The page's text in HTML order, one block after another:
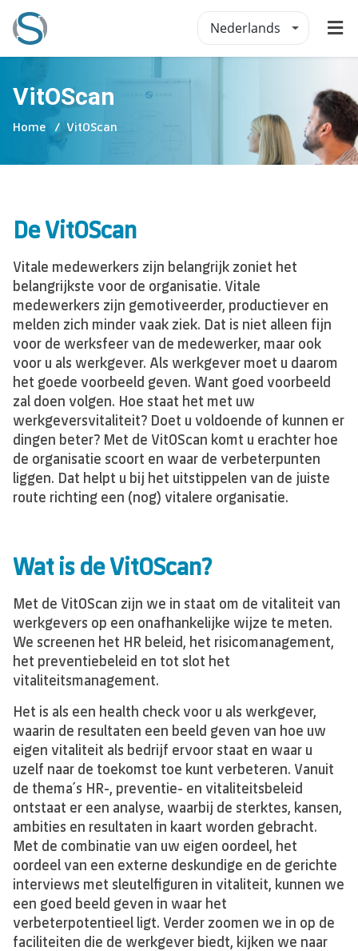
Nederlands
VitOScan
Home VitOScan
De VitOScan
Vitale medewerkers zijn belangrijk zoniet het
belangrijkste voor de organisatie. Vitale
medewerkers zijn gemotiveerder, productiever en
melden zich minder vaak ziek. Dat is niet alleen fijn
voor de werksfeer van de medewerker, maar ook
voor u als werkgever. Als werkgever moet u daarom
het goede voorbeeld geven. Want goed voorbeeld
zal doen volgen. Hoe staat het met uw
werkgeversvitaliteit? Doet u voldoende of kunnen er
dingen beter? Met de VitOScan komt u erachter hoe
de organisatie scoort en waar de verbeterpunten
liggen. Dat helpt u bij het uitstippelen van de juiste
route richting een (nog) vitalere organisatie.
Wat is de VitOScan?
Met de VitOScan zijn we in staat om de vitaliteit van
werkgevers op een onafhankelijke wijze te meten.
We screenen het HR beleid, het risicomanagement,
het preventiebeleid en tot slot het
vitaliteitsmanagement.
Het is als een health check voor u als werkgever,
waarin de resultaten een beeld geven van hoe uw
eigen vitaliteit als bedrijf ervoor staat en waar u
uzelf naar de toekomst toe kunt verbeteren. Vanuit
de thema´s HR-, preventie- en vitaliteitsbeleid
ontstaat er een analyse, waarbij de sterktes, kansen,
ambities en resultaten in kaart worden gebracht.
Met de combinatie van uw eigen oordeel, het
oordeel van een externe deskundige en de gerichte
interviews met sleutelfiguren in vitaliteit, kunnen we
een goed beeld geven in waar het
verbeterpotentieel ligt. Verder zoomen we in op de
faciliteiten die de werkgever biedt, kijken we naar